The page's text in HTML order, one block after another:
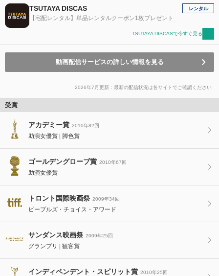
TSUTAYA DISCAS
【宅配レンタル】単品レンタルクーポン1枚プレゼント
レンタル
TSUTAYA DISCASで今すぐ見る
動画配信サービスの詳しい情報を見る
2026年7月更新：最新の配信状況は各サイトでご確認ください
受賞
アカデミー賞 2010年82回
助演女優賞 脚色賞
ゴールデングローブ賞 2010年67回
助演女優賞
トロント国際映画祭 2009年34回
ピープルズ・チョイス・アワード
サンダンス映画祭 2009年25回
グランプリ 観客賞
インディペンデント・スピリット賞 2010年25回